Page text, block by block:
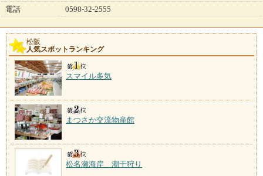
電話
0598-32-2555
松阪
人気スポットランキング
スマイル多気
まつさか交流物産館
松名瀬海岸 潮干狩り